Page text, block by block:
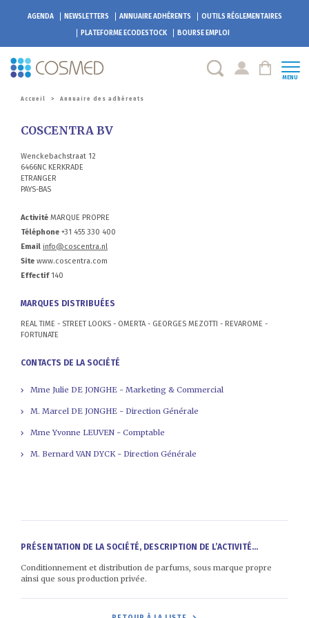
AGENDA NEWSLETTERS ANNUAIRE ADHÉRENTS
OUTILS RÉGLEMENTAIRES
PLATEFORMEECODESTOCK BOURSE EMPLOI
MENU
Accueil > Annuaire des adhérents
COSCENTRA BV
Wenckebachstraat 12
6466NC KERKRADE
ETRANGER
PAYS-BAS
Activité MARQUE PROPRE
Téléphone +31 455 330 400
Email info@coscentra.nl
Site www.coscentra.com
Effectif140
MARQUES DISTRIBUÉES
REAL TIME - STREET LOOKS - OMERTA - GEORGES MEZOTTI - REVAROME -
FORTUNATE
CONTACTS DE LA SOCIÉTÉ
Mme Julie DE JONGHE - Marketing & Commercial
M. Marcel DE JONGHE - Direction Générale
Mme Yvonne LEUVEN - Comptable
M. Bernard VAN DYCK - Direction Générale
PRÉSENTATION DE LA SOCIÉTÉ, DESCRIPTION DE L’ACTIVITÉ...
Conditionnement et distribution de parfums, sous marque propre
ainsi que sous production privée.